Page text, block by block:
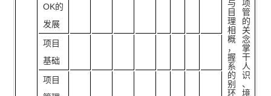
OK的
发展
与项
目管
理的
相关
概念
，掌
握干
系人
的识
别、
环境
项目
基础
项目